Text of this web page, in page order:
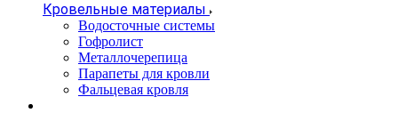
Кровельные материалы
Водосточные системы
Гофролист
Металлочерепица
Парапеты для кровли
Фальцевая кровля